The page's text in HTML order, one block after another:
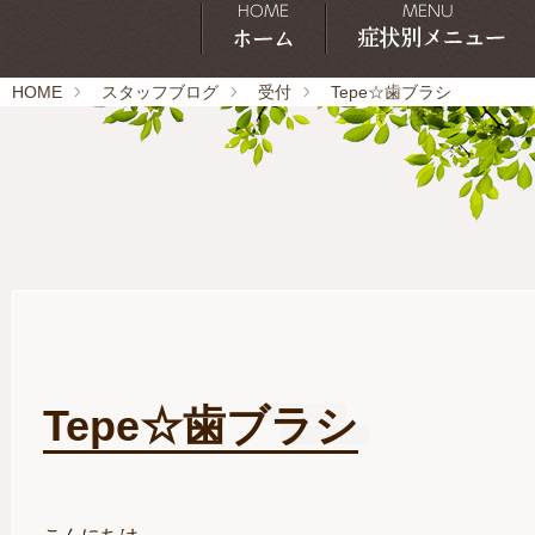
HOME スタッフブログ 受付 Tepe☆歯ブラシ
Tepe☆歯ブラシ